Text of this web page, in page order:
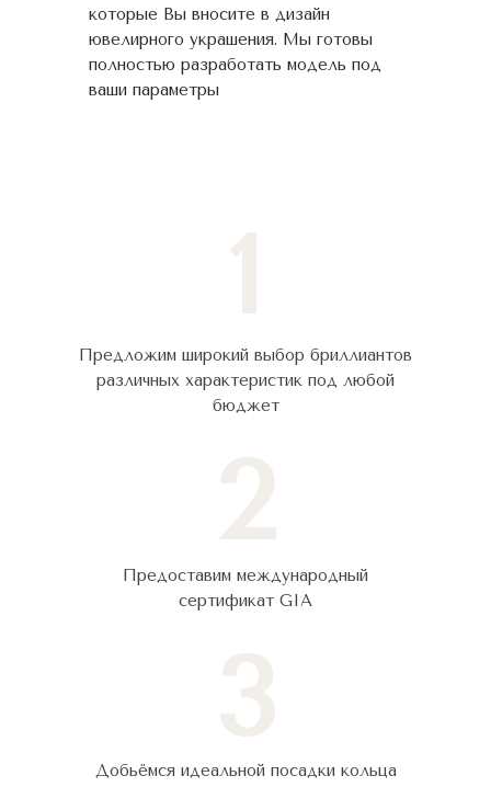
которые Вы вносите в дизайн
ювелирного украшения. Мы готовы
полностью разработать модель под
ваши параметры
Предложим широкий выбор бриллиантов
различных характеристик под любой
бюджет
Предоставим международный
сертификат GIA
Добьёмся идеальной посадки кольца